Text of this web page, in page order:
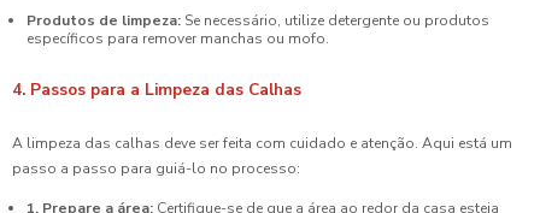
Produtos de limpeza: Se necessário, utilize detergente ou produtos
específicos para remover manchas ou mofo.
4. Passos para a Limpeza das Calhas
A limpeza das calhas deve ser feita com cuidado e atenção. Aqui está um
passo a passo para guiá-lo no processo:
1. Prepare a área: Certifique-se de que a área ao redor da casa esteja